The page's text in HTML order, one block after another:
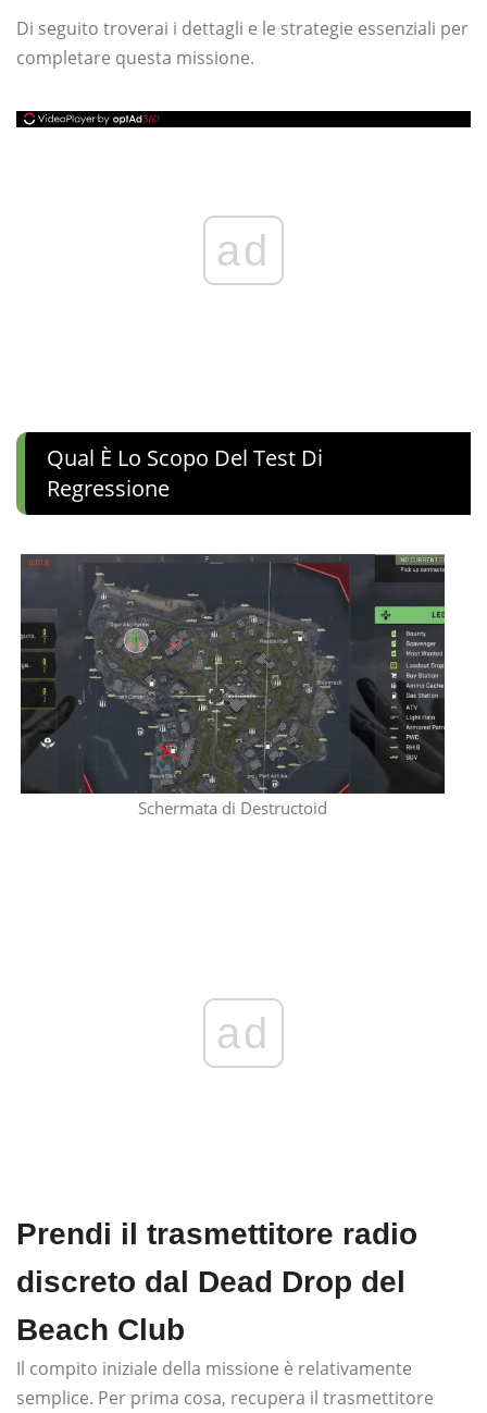
Di seguito troverai i dettagli e le strategie essenziali per
completare questa missione.
ad
Qual È Lo Scopo Del Test Di
Regressione
Schermata di Destructoid
ad
Prendi il trasmettitore radio
discreto dal Dead Drop del
Beach Club
Il compito iniziale della missione è relativamente
semplice. Per prima cosa, recupera il trasmettitore